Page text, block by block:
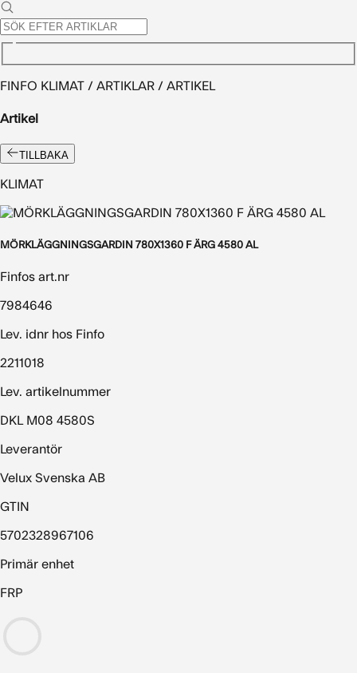
FINFO KLIMAT / ARTIKLAR / ARTIKEL
Artikel
TILLBAKA
KLIMAT
MÖRKLÄGGNINGSGARDIN 780X1360 F ÄRG 4580 AL
Finfos art.nr
7984646
Lev. idnr hos Finfo
2211018
Lev. artikelnummer
DKL M08 4580S
Leverantör
Velux Svenska AB
GTIN
5702328967106
Primär enhet
FRP